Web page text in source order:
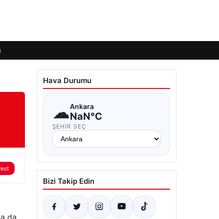
da
Hava Durumu
☁Ankara
NaN°C
ŞEHIR SEÇ
Bizi Takip Edin